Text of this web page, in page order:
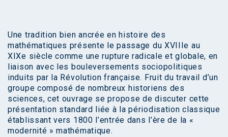
Une tradition bien ancrée en histoire des
mathématiques présente le passage du XVIIIe au
XIXe siècle comme une rupture radicale et globale, en
liaison avec les bouleversements sociopolitiques
induits par la Révolution française. Fruit du travail d’un
groupe composé de nombreux historiens des
sciences, cet ouvrage se propose de discuter cette
présentation standard liée à la périodisation classique
établissant vers 1800 l’entrée dans l’ère de la «
modernité » mathématique.